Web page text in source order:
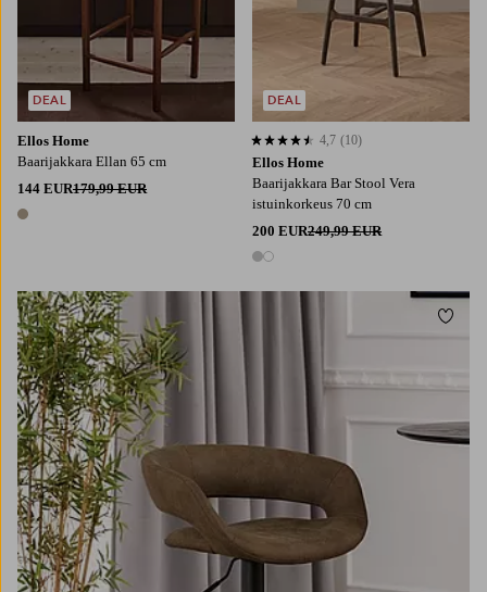
Ellos Home
Baarijakkara Ellan 65 cm
144 EUR179,99 EUR
1 väri
DEAL
Ellos Home
Baarijakkara Bar Stool Vera
istuinkorkeus 70 cm
200 EUR249,99 EUR
2 värejä
4,7 perustuen 10 arvosanaan
4,7 (10)
DEAL